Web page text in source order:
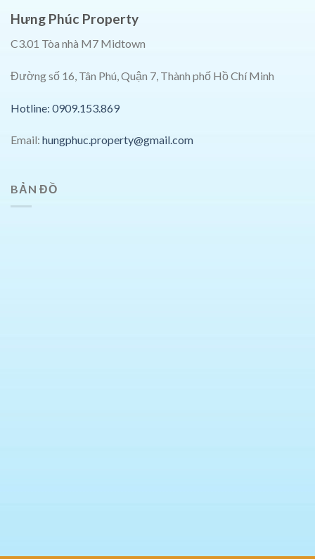
Hưng Phúc Property
C3.01 Tòa nhà M7 Midtown
Đường số 16, Tân Phú, Quận 7, Thành phố Hồ Chí Minh
Hotline: 0909.153.869
Email: hungphuc.property@gmail.com
BẢN ĐỒ